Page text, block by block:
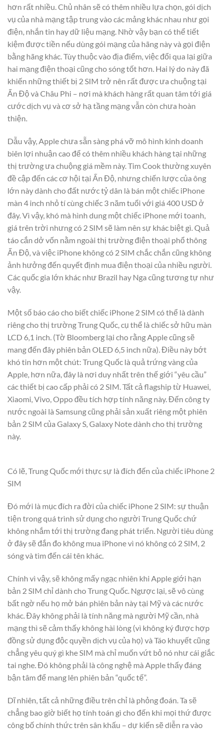
hơn rất nhiều. Chủ nhân sẽ có thêm nhiều lựa chọn, gói dịch
vụ của nhà mạng tập trung vào các mảng khác nhau như gọi
điện, nhắn tin hay dữ liệu mạng. Nhờ vậy bạn có thể tiết
kiệm được tiền nếu dùng gói mạng của hãng này và gọi điện
bằng hãng khác. Tùy thuộc vào địa điểm, việc đổi qua lại giữa
hai mạng điện thoại cũng cho sóng tốt hơn. Hai lý do này đã
khiến những thiết bị 2 SIM trở nên rất được ưa chuộng tại
Ấn Độ và Châu Phi – nơi mà khách hàng rất quan tâm tới giá
cước dịch vụ và cơ sở hạ tầng mạng vẫn còn chưa hoàn
thiện.
Dẫu vậy, Apple chưa sẵn sàng phá vỡ mô hình kinh doanh
biên lợi nhuận cao để có thêm nhiều khách hàng tại những
thị trường ưa chuộng giá mềm này. Tim Cook thường xuyên
đề cập đến các cơ hội tại Ấn Độ, nhưng chiến lược của ông
lớn này dành cho đất nước tỷ dân là bán một chiếc iPhone
màn 4 inch nhỏ tí cùng chiếc 3 năm tuổi với giá 400 USD ở
đây. Vì vậy, khó mà hình dung một chiếc iPhone mới toanh,
giá trên trời nhưng có 2 SIM sẽ làm nên sự khác biệt gì. Quả
táo cắn dở vốn nằm ngoài thị trường điện thoại phổ thông
Ấn Độ, và việc iPhone không có 2 SIM chắc chắn cũng không
ảnh hưởng đến quyết định mua điện thoại của nhiều người.
Các quốc gia lớn khác như Brazil hay Nga cũng tương tự như
vậy.
Một số báo cáo cho biết chiếc iPhone 2 SIM có thể là dành
riêng cho thị trường Trung Quốc, cụ thể là chiếc sở hữu màn
LCD 6,1 inch. (Tờ Bloomberg lại cho rằng Apple cũng sẽ
mang đến đây phiên bản OLED 6,5 inch nữa). Điều này bớt
khó tin hơn một chút: Trung Quốc là quả trứng vàng của
Apple, hơn nữa, đây là nơi duy nhất trên thế giới “yêu cầu”
các thiết bị cao cấp phải có 2 SIM. Tất cả flagship từ Huawei,
Xiaomi, Vivo, Oppo đều tích hợp tính năng này. Đến công ty
nước ngoài là Samsung cũng phải sản xuất riêng một phiên
bản 2 SIM của Galaxy S, Galaxy Note dành cho thị trường
này.
Có lẽ, Trung Quốc mới thực sự là đích đến của chiếc iPhone 2
SIM
Đó mới là mục đích ra đời của chiếc iPhone 2 SIM: sự thuận
tiện trong quá trình sử dụng cho người Trung Quốc chứ
không nhắm tới thị trường đang phát triển. Người tiêu dùng
ở đây sẽ đắn đo không mua iPhone vì nó không có 2 SIM, 2
sóng và tìm đến cái tên khác.
Chính vì vậy, sẽ không mấy ngạc nhiên khi Apple giới hạn
bản 2 SIM chỉ dành cho Trung Quốc. Ngược lại, sẽ vô cùng
bất ngờ nếu họ mở bán phiên bản này tại Mỹ và các nước
khác. Đây không phải là tính năng mà người Mỹ cần, nhà
mạng thì sẽ cảm thấy không hài lòng (vì không ký được hợp
đồng sử dụng độc quyền dịch vụ của họ) và Táo khuyết cũng
chẳng yêu quý gì khe SIM mà chỉ muốn vứt bỏ nó như cái giắc
tai nghe. Đó không phải là công nghệ mà Apple thấy đáng
bận tâm để mang lên phiên bản “quốc tế”.
Dĩ nhiên, tất cả những điều trên chỉ là phỏng đoán. Ta sẽ
chẳng bao giờ biết họ tính toán gì cho đến khi mọi thứ được
công bố chính thức trên sân khấu – dự kiến sẽ diễn ra vào